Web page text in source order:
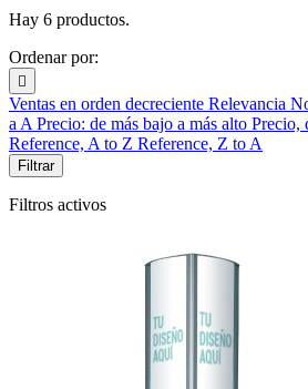
Hay 6 productos.
Ordenar por:

Ventas en orden decreciente Relevancia
a A Precio: de más bajo a más alto Precio,
Reference, A to Z Reference, Z to A
Filtrar
Filtros activos